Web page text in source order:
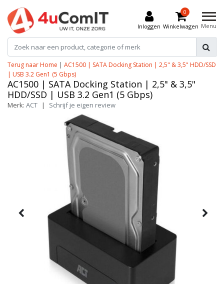
Inloggen
0
Winkelwagen Menu
Terug naar Home | AC1500 | SATA Docking Station | 2,5" & 3,5" HDD/SSD
| USB 3.2 Gen1 (5 Gbps)
AC1500 | SATA Docking Station | 2,5" & 3,5"
HDD/SSD | USB 3.2 Gen1 (5 Gbps)
Merk: ACT | Schrijf je eigen review